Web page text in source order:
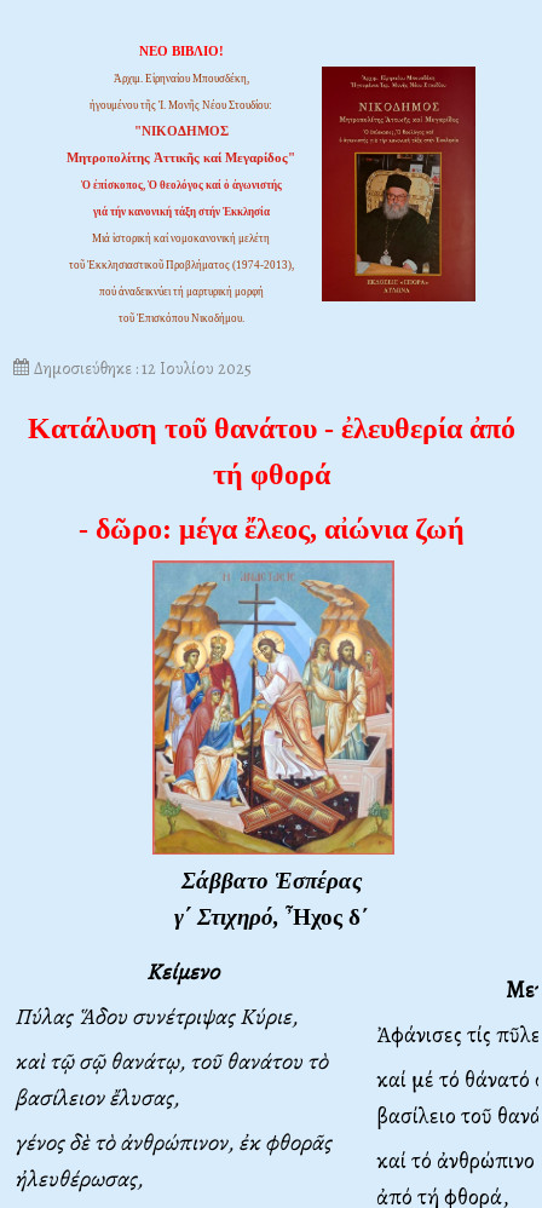
ΝΕΟ ΒΙΒΛΙΟ!
Ἀρχιμ. Εἰρηναίου Μπουσδέκη,
ἡγουμένου τῆς Ἱ. Μονῆς Νέου Στουδίου:
"ΝΙΚΟΔΗΜΟΣ
Μητροπολίτης Ἀττικῆς καί Μεγαρίδος"
Ὁ ἐπίσκοπος, Ὁ θεολόγος καί ὁ ἀγωνιστής
γιά τήν κανονική τάξη στήν Ἐκκλησία
Μιά ἱστορική καί νομοκανονική μελέτη
τοῦ Ἐκκλησιαστικοῦ Προβλήματος (1974-2013),
πού ἀναδεικνύει τή μαρτυρική μορφή
τοῦ Ἐπισκόπου Νικοδήμου.
Δημοσιεύθηκε : 12 Ιουλίου 2025
Κατάλυση τοῦ θανάτου - ἐλευθερία ἀπό
τή φθορά
- δῶρο: μέγα ἔλεος, αἰώνια ζωή
Σάββατο Ἑσπέρας
γ΄ Στιχηρό, Ἦχος δ΄
Κείμενο
Πύλας Ἅδου συνέτριψας Κύριε,
καὶ τῷ σῷ θανάτῳ, τοῦ θανάτου τὸ
βασίλειον ἔλυσας,
γένος δὲ τὸ ἀνθρώπινον, ἐκ φθορᾶς
ἠλευθέρωσας,
Ἀφάνισες τίς
καί μέ τό θάνατό
βασίλειο τοῦ
καί τό
ἀπό τή φθορά,